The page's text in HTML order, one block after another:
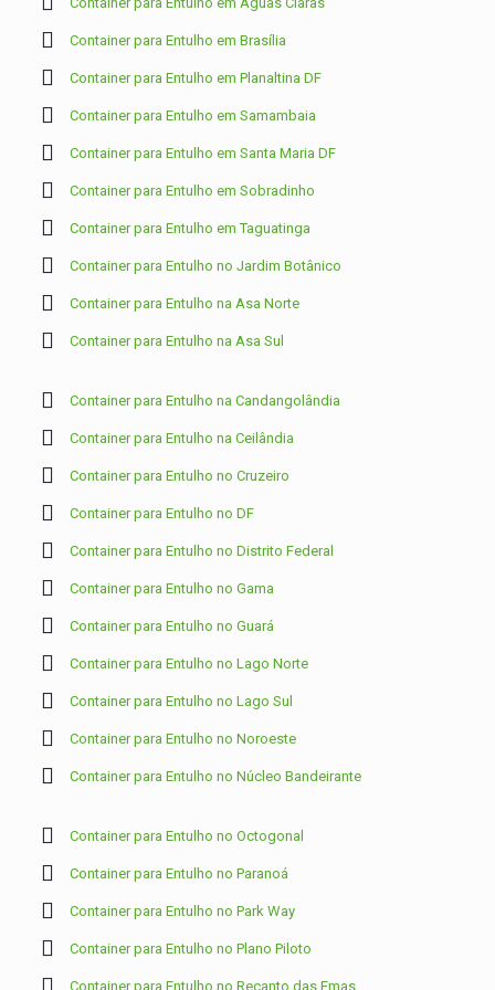
Container para Entulho em Brasília
Container para Entulho em Planaltina DF
Container para Entulho em Samambaia
Container para Entulho em Santa Maria DF
Container para Entulho em Sobradinho
Container para Entulho em Taguatinga
Container para Entulho no Jardim Botânico
Container para Entulho na Asa Norte
Container para Entulho na Asa Sul
Container para Entulho na Candangolândia
Container para Entulho na Ceilândia
Container para Entulho no Cruzeiro
Container para Entulho no DF
Container para Entulho no Distrito Federal
Container para Entulho no Gama
Container para Entulho no Guará
Container para Entulho no Lago Norte
Container para Entulho no Lago Sul
Container para Entulho no Noroeste
Container para Entulho no Núcleo Bandeirante
Container para Entulho no Octogonal
Container para Entulho no Paranoá
Container para Entulho no Park Way
Container para Entulho no Plano Piloto
Container para Entulho no Recanto das Emas